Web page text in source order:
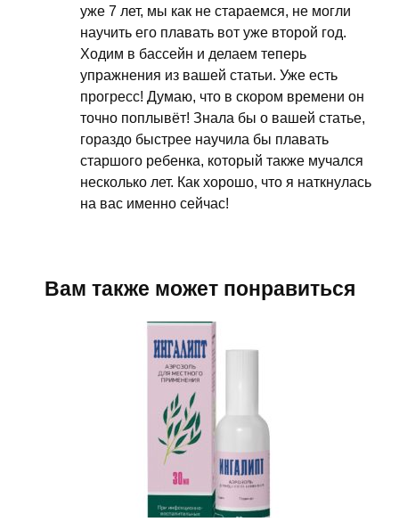
уже 7 лет, мы как не стараемся, не могли
научить его плавать вот уже второй год.
Ходим в бассейн и делаем теперь
упражнения из вашей статьи. Уже есть
прогресс! Думаю, что в скором времени он
точно поплывёт! Знала бы о вашей статье,
гораздо быстрее научила бы плавать
старшого ребенка, который также мучался
несколько лет. Как хорошо, что я наткнулась
на вас именно сейчас!
Вам также может понравиться